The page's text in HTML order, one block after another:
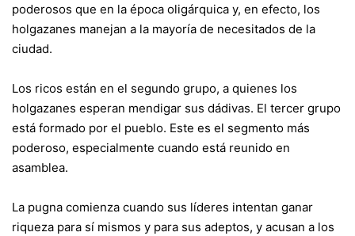
poderosos que en la época oligárquica y, en efecto, los
holgazanes manejan a la mayoría de necesitados de la
ciudad.
Los ricos están en el segundo grupo, a quienes los
holgazanes esperan mendigar sus dádivas. El tercer grupo
está formado por el pueblo. Este es el segmento más
poderoso, especialmente cuando está reunido en
asamblea.
La pugna comienza cuando sus líderes intentan ganar
riqueza para sí mismos y para sus adeptos, y acusan a los